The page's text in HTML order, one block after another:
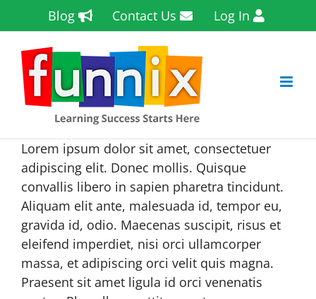
to
content
Blog Contact Us Log In
Lorem ipsum dolor sit amet, consectetuer
adipiscing elit. Donec mollis. Quisque
convallis libero in sapien pharetra tincidunt.
Aliquam elit ante, malesuada id, tempor eu,
gravida id, odio. Maecenas suscipit, risus et
eleifend imperdiet, nisi orci ullamcorper
massa, et adipiscing orci velit quis magna.
Praesent sit amet ligula id orci venenatis